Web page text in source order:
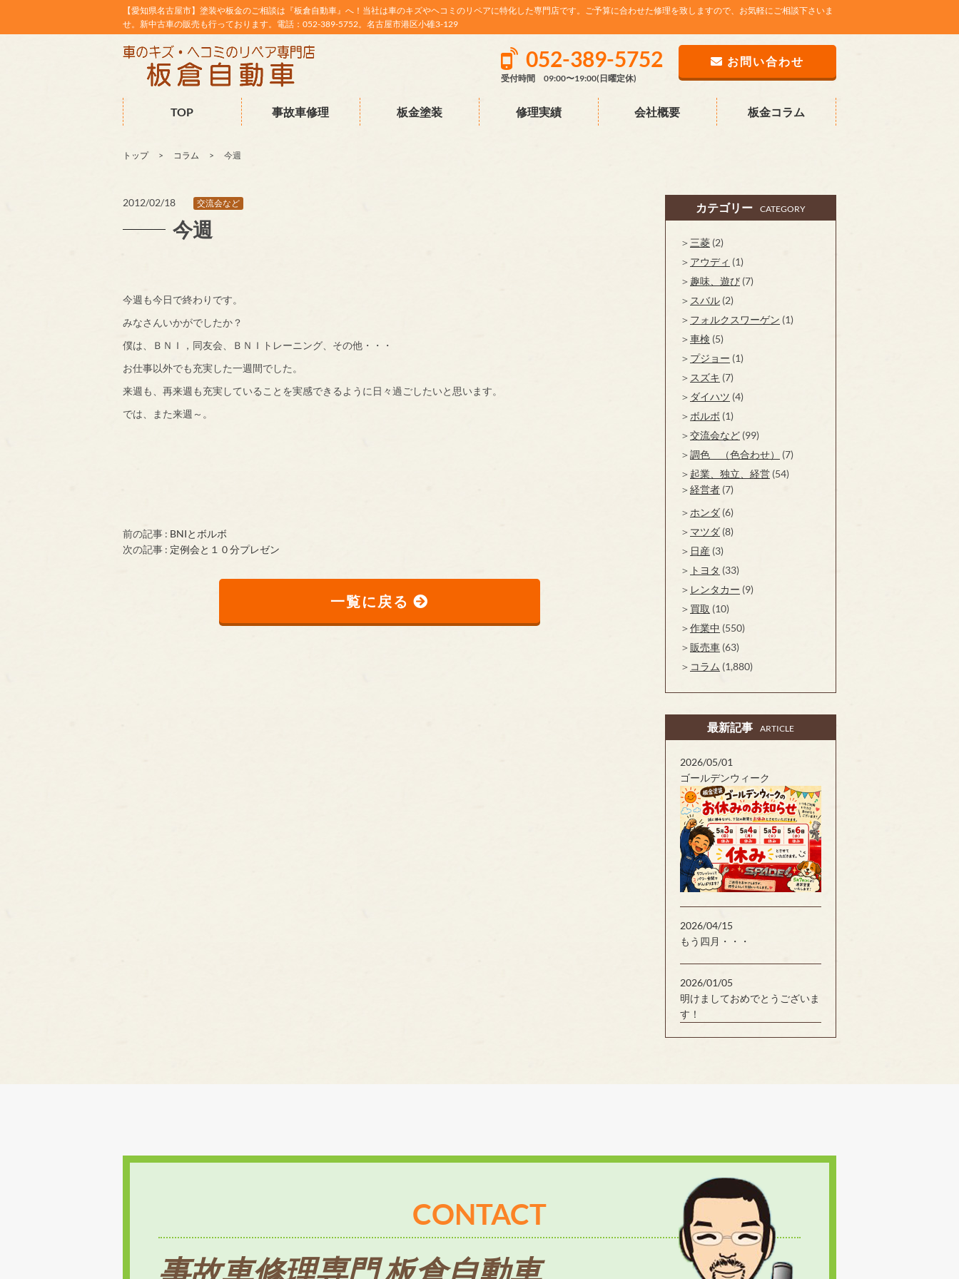
【愛知県名古屋市】塗装や板金のご相談は『板倉自動車』へ！当社は車のキズやヘコミのリペアに特化した専門店です。ご予算に合わせた修理を致しますので、お気軽にご相談下さいま
せ。新中古車の販売も行っております。電話：052-389-5752。名古屋市港区小碓3-129
052-389-5752
受付時間 09:00〜19:00(日曜定休)
お問い合わせ
TOP 事故車修理 板金塗装 修理実績 会社概要 板金コラム
トップ コラム 今週
2012/02/18 交流会など
今週
今週も今日で終わりです。
みなさんいかがでしたか？
僕は、ＢＮＩ，同友会、ＢＮＩトレーニング、その他・・・
お仕事以外でも充実した一週間でした。
来週も、再来週も充実していることを実感できるように日々過ごしたいと思います。
では、また来週～。
前の記事 : BNIとボルボ
次の記事 : 定例会と１０分プレゼン
一覧に戻る
カテゴリー CATEGORY
三菱 (2)
アウディ (1)
趣味、遊び (7)
スバル (2)
フォルクスワーゲン (1)
車検 (5)
プジョー (1)
スズキ (7)
ダイハツ (4)
ボルボ (1)
交流会など (99)
調色 （色合わせ）
(7)
起業、独立、経営 (54)
経営者 (7)
ホンダ (6)
マツダ (8)
日産 (3)
トヨタ (33)
レンタカー (9)
買取 (10)
作業中 (550)
販売車 (63)
コラム (1,880)
最新記事 ARTICLE
2026/05/01
ゴールデンウィーク
2026/04/15
もう四月・・・
2026/01/05
明けましておめでとうございま
す！
CONTACT
事故車修理専門 板倉自動車